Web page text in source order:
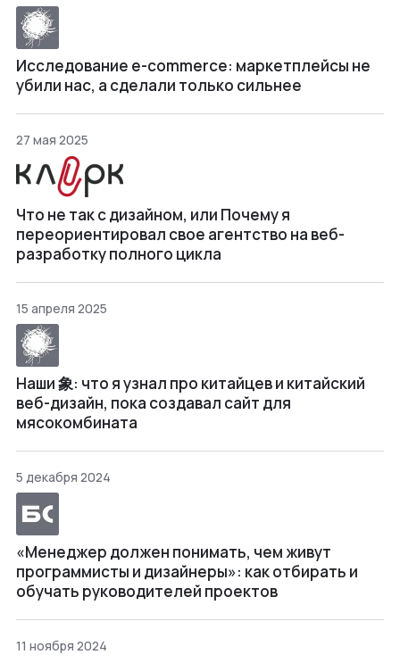
Исследование e-commerce: маркетплейсы не
убили нас, а сделали только сильнее
27 мая 2025
Что не так с дизайном, или Почему я
переориентировал свое агентство на веб-
разработку полного цикла
15 апреля 2025
Наши 象: что я узнал про китайцев и китайский
веб-дизайн, пока создавал сайт для
мясокомбината
5 декабря 2024
«Менеджер должен понимать, чем живут
программисты и дизайнеры»: как отбирать и
обучать руководителей проектов
11 ноября 2024